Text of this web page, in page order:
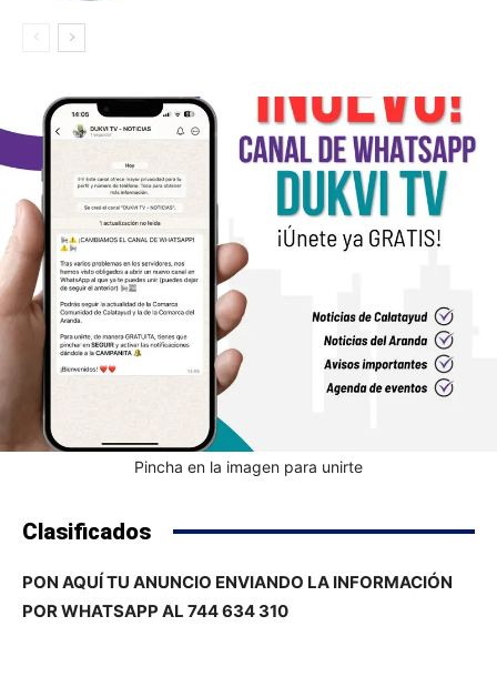
Pincha en la imagen para unirte
Clasificados
PON AQUÍ TU ANUNCIO ENVIANDO LA INFORMACIÓN
POR WHATSAPP AL 744 634 310